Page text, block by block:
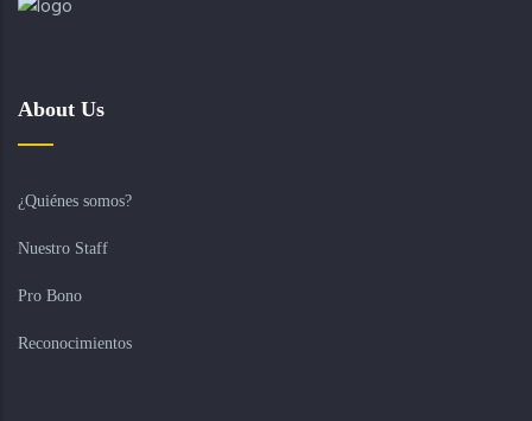
About Us
¿Quiénes somos?
Nuestro Staff
Pro Bono
Reconocimientos